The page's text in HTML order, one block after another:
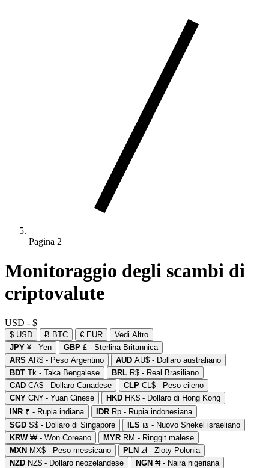
Pagina 2
Monitoraggio degli scambi di
criptovalute
USD - $
$ USD Ƀ BTC € EUR
Vedi Altro
JPY ¥ - Yen GBP £ - Sterlina Britannica
ARS AR$ - Peso Argentino AUD AU$ - Dollaro australiano
BDT Tk - Taka Bengalese BRL R$ - Real Brasiliano
CAD CA$ - Dollaro Canadese CLP CL$ - Peso cileno
CNY CN¥ - Yuan Cinese HKD HK$ - Dollaro di Hong Kong
INR ₹ - Rupia indiana IDR Rp - Rupia indonesiana
SGD S$ - Dollaro di Singapore ILS ₪ - Nuovo Shekel israeliano
KRW₩ - Won Coreano MYR RM - Ringgit malese
MXN MX$ - Peso messicano PLN zł - Zloty Polonia
NZD NZ$ - Dollaro neozelandese NGN ₦ - Naira nigeriana